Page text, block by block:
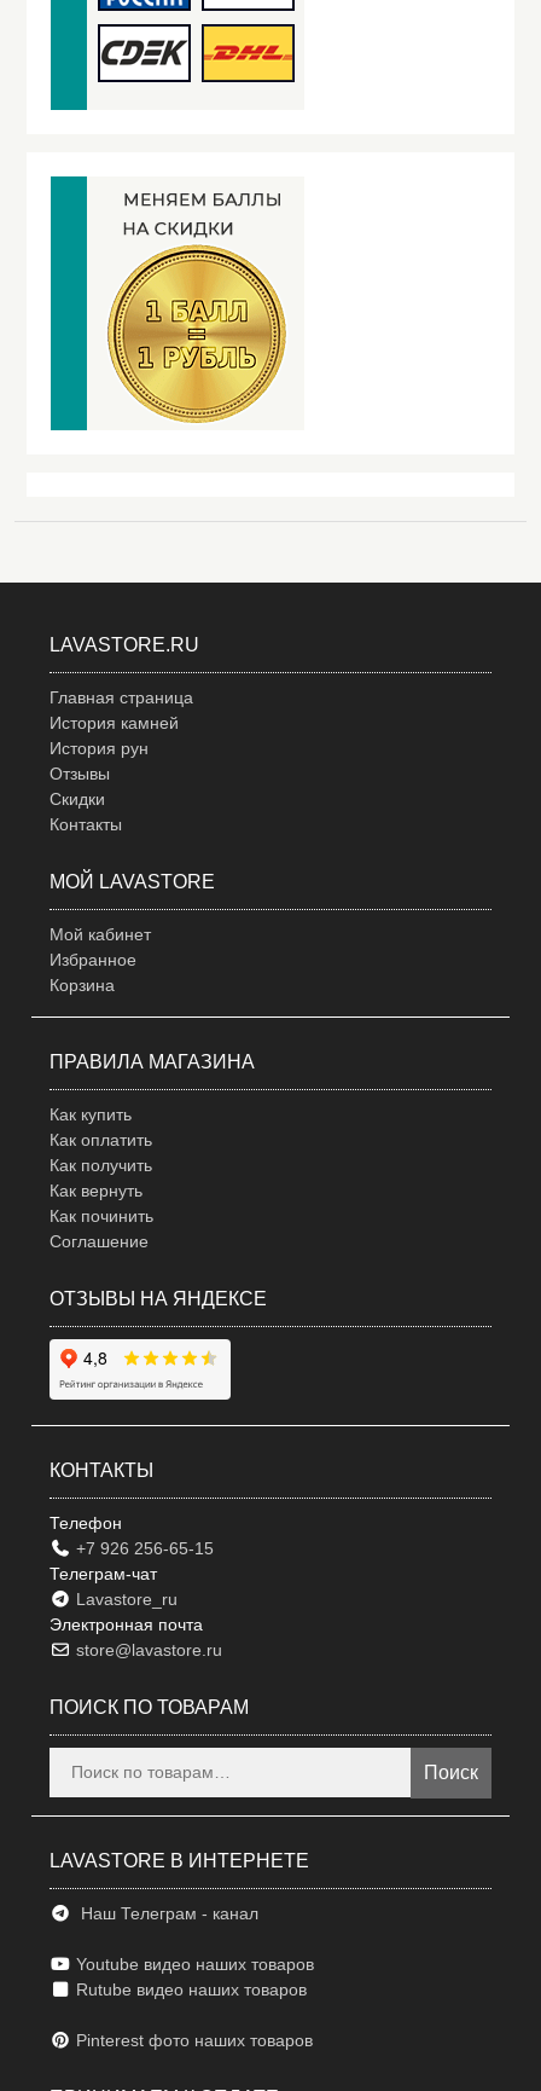
LAVASTORE.RU
Главная страница
История камней
История рун
Отзывы
Скидки
Контакты
МОЙ LAVASTORE
Мой кабинет
Избранное
Корзина
ПРАВИЛА МАГАЗИНА
Как купить
Как оплатить
Как получить
Как вернуть
Как починить
Соглашение
ОТЗЫВЫ НА ЯНДЕКСЕ
КОНТАКТЫ
Телефон
+7 926 256-65-15
Телеграм-чат
Lavastore_ru
Электронная почта
store@lavastore.ru
ПОИСК ПО ТОВАРАМ
Поиск
LAVASTORE В ИНТЕРНЕТЕ
Наш Телеграм - канал
Youtube видео наших товаров
Rutube видео наших товаров
Pinterest фото наших товаров